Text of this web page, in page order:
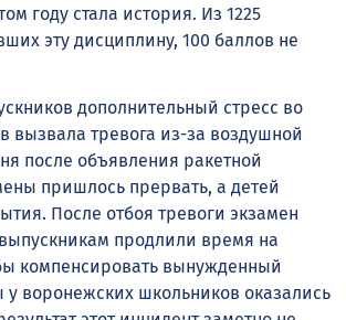
году стала история. Из 1225
эту дисциплину, 100 баллов не
дополнительный стресс во
вызвала тревога из-за воздушной
после объявления ракетной
пришлось прервать, а детей
После отбоя тревоги экзамен
продлили время на
компенсировать вынужденный
воронежских школьников оказались